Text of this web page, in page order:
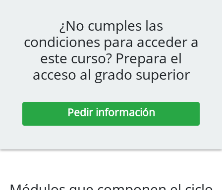
¿No cumples las
condiciones para acceder a
este curso? Prepara el
acceso al grado superior
Pedir información